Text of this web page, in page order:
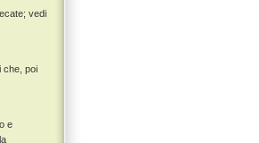
vedi
che, poi
e